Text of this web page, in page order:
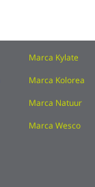
Marca Kylate
Marca Kolorea
Marca Natuur
Marca Wesco